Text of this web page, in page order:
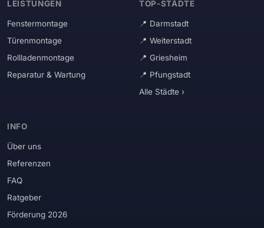
LEISTUNGEN
Fenstermontage
Türenmontage
Rollladenmontage
Reparatur & Wartung
TOP-STÄDTE
Darmstadt
Weiterstadt
Griesheim
Pfungstadt
Alle Städte ›
INFO
Über uns
Referenzen
FAQ
Ratgeber
Förderung 2026